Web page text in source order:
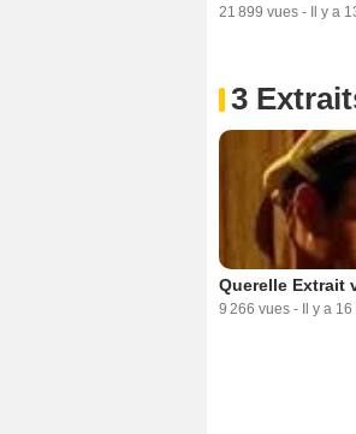
21 899 vues - Il y a
3
Querelle Extrait
9 266 vues - Il y a